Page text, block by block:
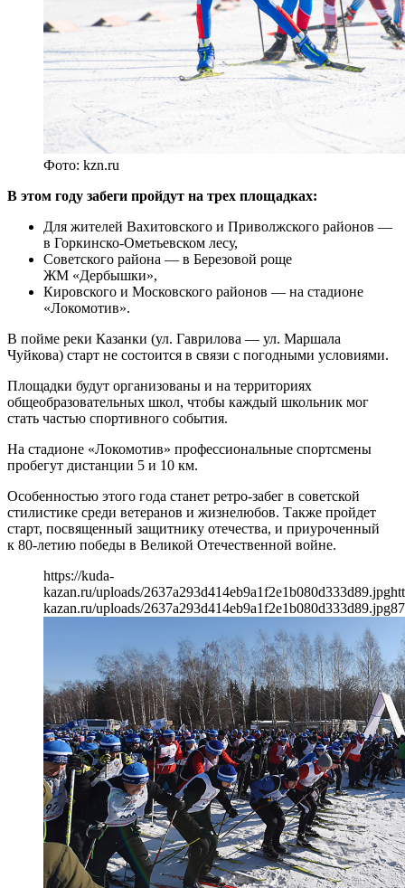
Фото: kzn.ru
В этом году забеги пройдут на трех площадках:
Для жителей Вахитовского и Приволжского районов —
в Горкинско-Ометьевском лесу,
Советского района — в Березовой роще
ЖМ «Дербышки»,
Кировского и Московского районов — на стадионе
«Локомотив».
В пойме реки Казанки (ул. Гаврилова — ул. Маршала
Чуйкова) старт не состоится в связи с погодными условиями.
Площадки будут организованы и на территориях
общеобразовательных школ, чтобы каждый школьник мог
стать частью спортивного события.
На стадионе «Локомотив» профессиональные спортсмены
пробегут дистанции 5 и 10 км.
Особенностью этого года станет ретро-забег в советской
стилистике среди ветеранов и жизнелюбов. Также пройдет
старт, посвященный защитнику отечества, и приуроченный
к 80-летию победы в Великой Отечественной войне.
https://kuda-
kazan.ru/uploads/2637a293d414eb9a1f2e1b080d333d89.jpg
kazan.ru/uploads/2637a293d414eb9a1f2e1b080d333d89.jpg